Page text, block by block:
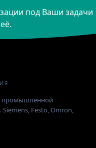
под Ваши задачи
промышленной
Festo, Omron,